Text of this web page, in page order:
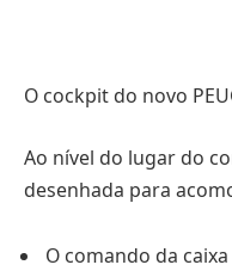
O cockpit do novo
Ao nível do lugar do
desenhada para
O comando da